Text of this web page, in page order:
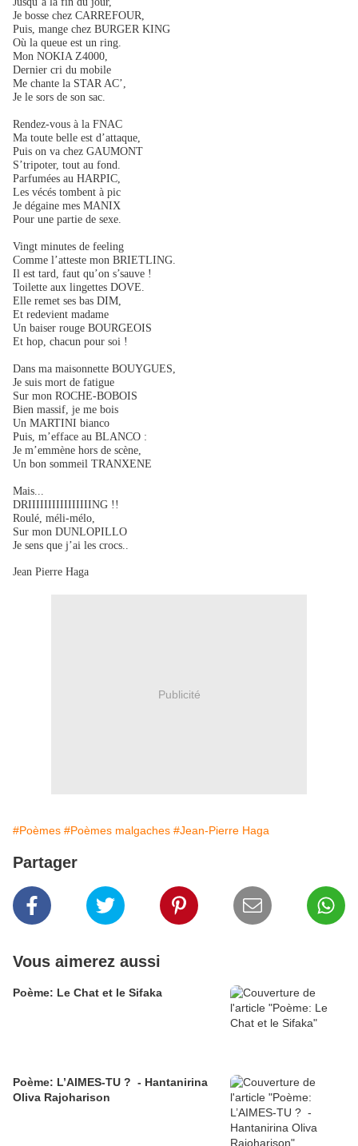
Je bosse chez CARREFOUR,
Puis, mange chez BURGER KING
Où la queue est un ring.
Mon NOKIA Z4000,
Dernier cri du mobile
Me chante la STAR AC’,
Je le sors de son sac.
Rendez-vous à la FNAC
Ma toute belle est d’attaque,
Puis on va chez GAUMONT
S’tripoter, tout au fond.
Parfumées au HARPIC,
Les vécés tombent à pic
Je dégaine mes MANIX
Pour une partie de sexe.
Vingt minutes de feeling
Comme l’atteste mon BRIETLING.
Il est tard, faut qu’on s’sauve !
Toilette aux lingettes DOVE.
Elle remet ses bas DIM,
Et redevient madame
Un baiser rouge BOURGEOIS
Et hop, chacun pour soi !
Dans ma maisonnette BOUYGUES,
Je suis mort de fatigue
Sur mon ROCHE-BOBOIS
Bien massif, je me bois
Un MARTINI bianco
Puis, m’efface au BLANCO :
Je m’emmène hors de scène,
Un bon sommeil TRANXENE
Mais...
DRIIIIIIIIIIIIIIIING !!
Roulé, méli-mélo,
Sur mon DUNLOPILLO
Je sens que j’ai les crocs..
Jean Pierre Haga
Publicité
#Poèmes #Poèmes malgaches #Jean-Pierre Haga
Partager
Vous aimerez aussi
Poème: Le Chat et le Sifaka
Poème: L’AIMES-TU ? - Hantanirina
Oliva Rajoharison